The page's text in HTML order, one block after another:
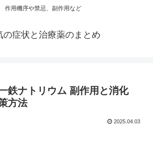
作用機序や禁忌、副作用など
の症状と治療薬のまとめ
鉄ナトリウム 副作用と消化
方法
2025.04.03